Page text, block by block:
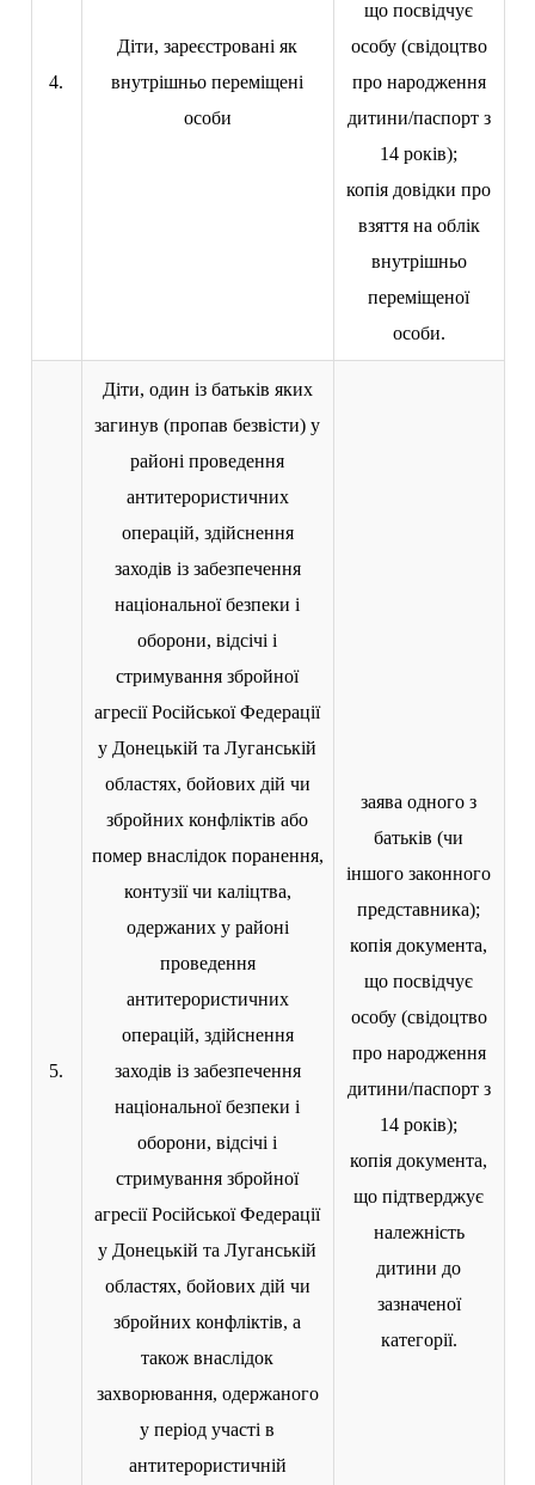
4.
Діти, зареєстровані як
внутрішньо переміщені
особи
що посвідчує
особу (свідоцтво
про народження
дитини/паспорт з
14 років);
копія довідки про
взяття на облік
внутрішньо
переміщеної
особи.
5.
Діти, один із батьків яких
загинув (пропав безвісти) у
районі проведення
антитерористичних
операцій, здійснення
заходів із забезпечення
національної безпеки і
оборони, відсічі і
стримування збройної
агресії Російської Федерації
у Донецькій та Луганській
областях, бойових дій чи
збройних конфліктів або
помер внаслідок поранення,
контузії чи каліцтва,
одержаних у районі
проведення
антитерористичних
операцій, здійснення
заходів із забезпечення
національної безпеки і
оборони, відсічі і
стримування збройної
агресії Російської Федерації
у Донецькій та Луганській
областях, бойових дій чи
збройних конфліктів, а
також внаслідок
захворювання, одержаного
у період участі в
антитерористичній
заява одного з
батьків (чи
іншого законного
представника);
копія документа,
що посвідчує
особу (свідоцтво
про народження
дитини/паспорт з
14 років);
копія документа,
що підтверджує
належність
дитини до
зазначеної
категорії.